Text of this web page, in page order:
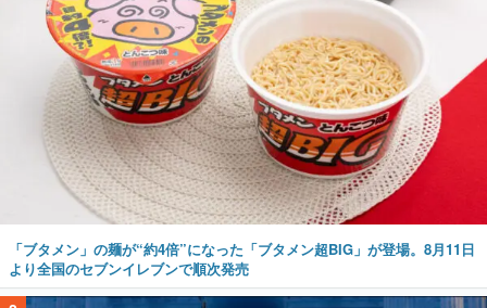
「ブタメン」の麺が“約4倍”になった「ブタメン超BIG」が登場。8月11日
より全国のセブンイレブンで順次発売